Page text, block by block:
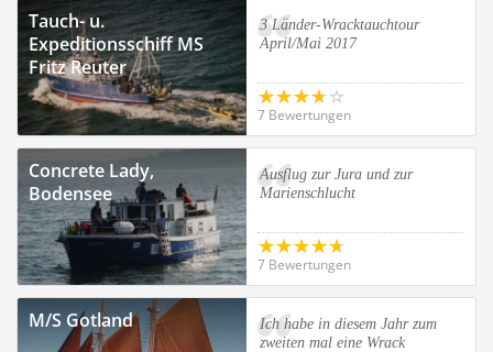
Tauch- u.
Expeditionsschiff MS
Fritz Reuter
3 Länder-Wracktauchtour
April/Mai 2017
7 Bewertungen
Concrete Lady,
Bodensee
Ausflug zur Jura und zur
Marienschlucht
7 Bewertungen
M/S Gotland
Ich habe in diesem Jahr zum
zweiten mal eine Wrack